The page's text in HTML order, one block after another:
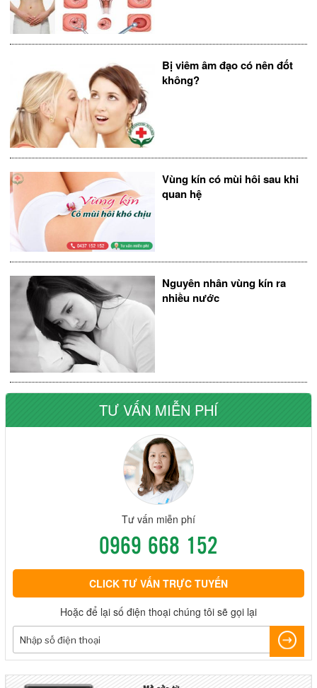
Bị viêm âm đạo có nên đốt
không?
Vùng kín có mùi hôi sau khi
quan hệ
Nguyên nhân vùng kín ra
nhiều nước
TƯ VẤN MIỄN PHÍ
Tư vấn miễn phí
0969 668 152
CLICK TƯ VẤN TRỰC TUYẾN
Hoặc để lại số điện thoại chúng tôi sẽ gọi lại